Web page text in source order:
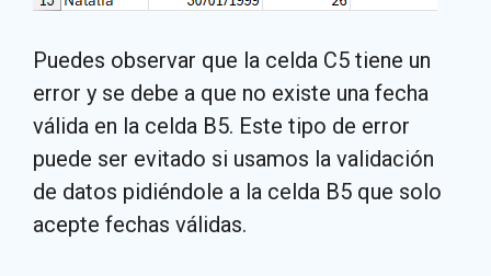
Puedes observar que la celda C5 tiene un
error y se debe a que no existe una fecha
válida en la celda B5. Este tipo de error
puede ser evitado si usamos la validación
de datos pidiéndole a la celda B5 que solo
acepte fechas válidas.